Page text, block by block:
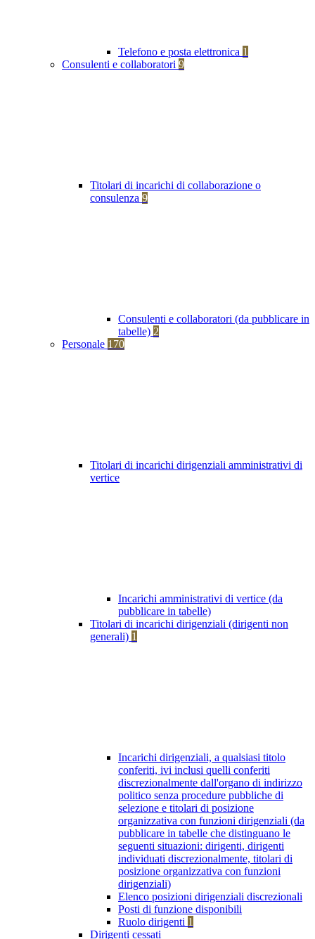
Telefono e posta elettronica 1
Consulenti e collaboratori 9
Titolari di incarichi di collaborazione o
consulenza 9
Consulenti e collaboratori (da pubblicare in
tabelle) 2
Personale 170
Titolari di incarichi dirigenziali amministrativi di
vertice
Incarichi amministrativi di vertice (da
pubblicare in tabelle)
Titolari di incarichi dirigenziali (dirigenti non
generali) 1
Incarichi dirigenziali, a qualsiasi titolo
conferiti, ivi inclusi quelli conferiti
discrezionalmente dall'organo di indirizzo
politico senza procedure pubbliche di
selezione e titolari di posizione
organizzativa con funzioni dirigenziali (da
pubblicare in tabelle che distinguano le
seguenti situazioni: dirigenti, dirigenti
individuati discrezionalmente, titolari di
posizione organizzativa con funzioni
dirigenziali)
Elenco posizioni dirigenziali discrezionali
Posti di funzione disponibili
Ruolo dirigenti 1
Dirigenti cessati